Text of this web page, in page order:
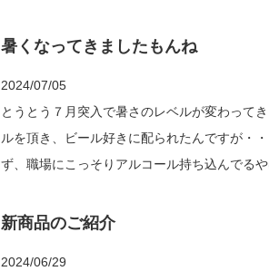
暑くなってきましたもんね
2024/07/05
とうとう７月突入で暑さのレベルが変わって
ルを頂き、ビール好きに配られたんですが・
ず、職場にこっそりアルコール持ち込んでるやばい人みた
新商品のご紹介
2024/06/29